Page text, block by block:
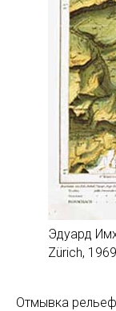
Эдуард
Zürich,
Отмывка